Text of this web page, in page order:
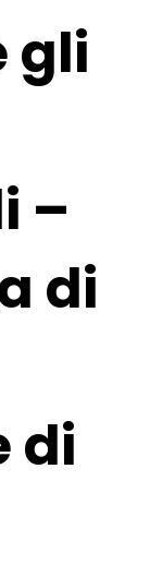
gli
–
di
di